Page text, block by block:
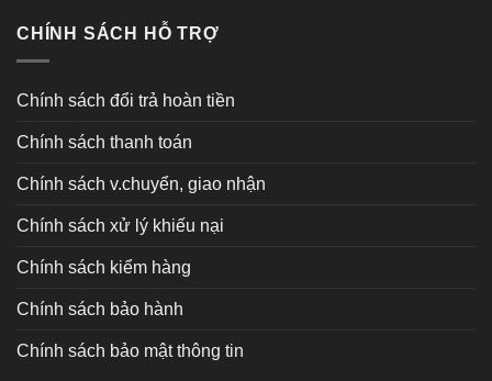
CHÍNH SÁCH HỖ TRỢ
Chính sách đổi trả hoàn tiền
Chính sách thanh toán
Chính sách v.chuyển, giao nhận
Chính sách xử lý khiếu nại
Chính sách kiểm hàng
Chính sách bảo hành
Chính sách bảo mật thông tin